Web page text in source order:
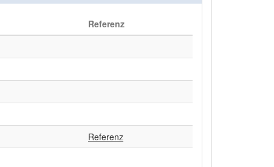
Referenz
Referenz